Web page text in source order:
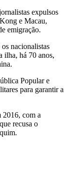
expulsos
e Macau,
emigração.
nacionalistas
ilha, há 70 anos,
Popular e
para garantir a
2016, com a
recusa o